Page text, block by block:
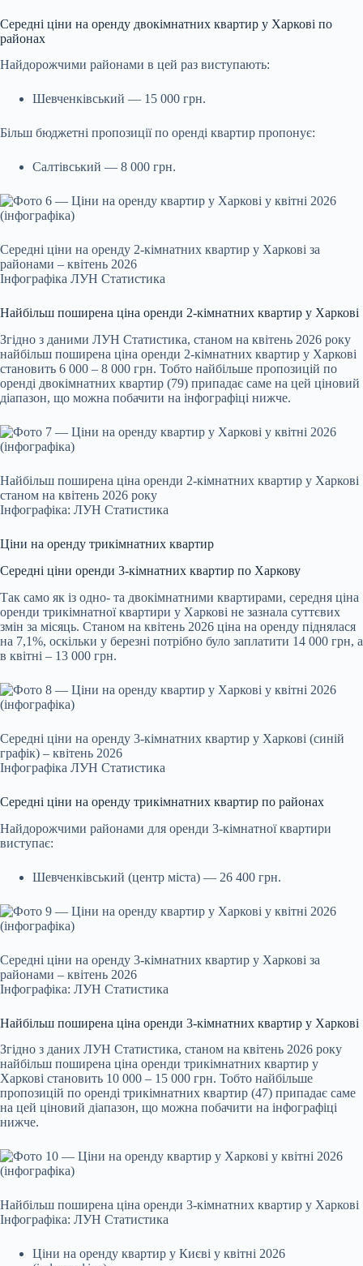
Середні ціни на оренду двокімнатних квартир у Харкові по
районах
Найдорожчими районами в цей раз виступають:
Шевченківський — 15 000 грн.
Більш бюджетні пропозиції по оренді квартир пропонує:
Салтівський — 8 000 грн.
Середні ціни на оренду 2-кімнатних квартир у Харкові за
районами – квітень 2026
Інфографіка ЛУН Статистика
Найбільш поширена ціна оренди 2-кімнатних квартир у Харкові
Згідно з даними ЛУН Статистика, станом на квітень 2026 року
найбільш поширена ціна оренди 2‑кімнатних квартир у Харкові
становить 6 000 – 8 000 грн. Тобто найбільше пропозицій по
оренді двокімнатних квартир (79) припадає саме на цей ціновий
діапазон, що можна побачити на інфографіці нижче.
Найбільш поширена ціна оренди 2-кімнатних квартир у Харкові
станом на квітень 2026 року
Інфографіка: ЛУН Статистика
Ціни на оренду трикімнатних квартир
Середні ціни оренди 3-кімнатних квартир по Харкову
Так само як із одно- та двокімнатними квартирами, середня ціна
оренди трикімнатної квартири у Харкові не зазнала суттєвих
змін за місяць. Станом на квітень 2026 ціна на оренду піднялася
на 7,1%, оскільки у березні потрібно було заплатити 14 000 грн, а
в квітні – 13 000 грн.
Середні ціни на оренду 3-кімнатних квартир у Харкові (синій
графік) – квітень 2026
Інфографіка ЛУН Статистика
Середні ціни на оренду трикімнатних квартир по районах
Найдорожчими районами для оренди 3-кімнатної квартири
виступає:
Шевченківський (центр міста) — 26 400 грн.
Середні ціни на оренду 3-кімнатних квартир у Харкові за
районами – квітень 2026
Інфографіка: ЛУН Статистика
Найбільш поширена ціна оренди 3-кімнатних квартир у Харкові
Згідно з даних ЛУН Статистика, станом на квітень 2026 року
найбільш поширена ціна оренди трикімнатних квартир у
Харкові становить 10 000 – 15 000 грн. Тобто найбільше
пропозицій по оренді трикімнатних квартир (47) припадає саме
на цей ціновий діапазон, що можна побачити на інфографіці
нижче.
Найбільш поширена ціна оренди 3-кімнатних квартир у Харкові
Інфографіка: ЛУН Статистика
Ціни на оренду квартир у Києві у квітні 2026